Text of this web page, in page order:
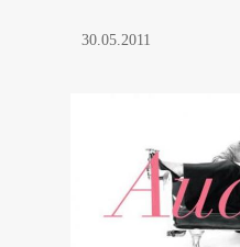
30.05.2011